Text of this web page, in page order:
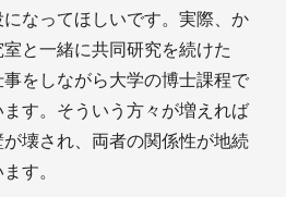
なってほしいです。実際、か
と一緒に共同研究を続けた
をしながら大学の博士課程で
す。そういう方々が増えれば
壊され、両者の関係性が地続
す。